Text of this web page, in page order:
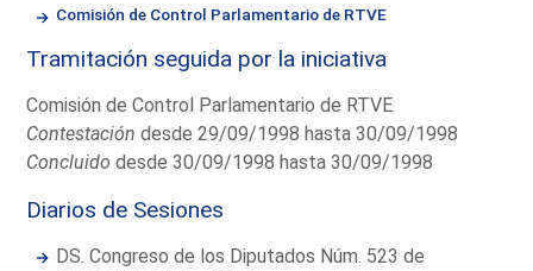
Comisión de Control Parlamentario de RTVE
Tramitación seguida por la iniciativa
Comisión de Control Parlamentario de RTVE
Contestación desde 29/09/1998 hasta 30/09/1998
Concluido desde 30/09/1998 hasta 30/09/1998
Diarios de Sesiones
DS. Congreso de los Diputados Núm. 523 de